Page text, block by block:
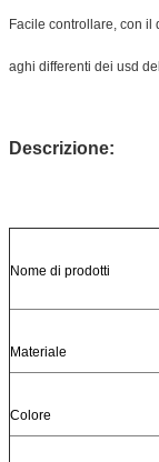
Facile controllare, con il
aghi differenti dei usd
Descrizione:
Nome di prodotti
Materiale
Colore